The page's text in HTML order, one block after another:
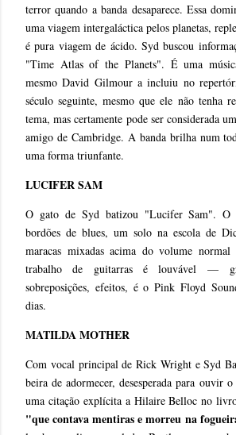
terror quando a banda desaparece. Essa
uma viagem intergaláctica pelos planetas,
é pura viagem de ácido. Syd buscou
"Time Atlas of the Planets". É uma
mesmo David Gilmour a incluiu no
século seguinte, mesmo que ele não tenha
tema, mas certamente pode ser considerada
amigo de Cambridge. A banda brilha num
uma forma triunfante.
LUCIFER SAM
O gato de Syd batizou "Lucifer Sam". O
bordões de blues, um solo na escola de
maracas mixadas acima do volume
trabalho de guitarras é louvável —
sobreposições, efeitos, é o Pink Floyd
dias.
MATILDA MOTHER
Com vocal principal de Rick Wright e Syd
beira de adormecer, desesperada para ouvir
uma citação explícita a Hilaire Belloc no
"que contava mentiras e morreu na